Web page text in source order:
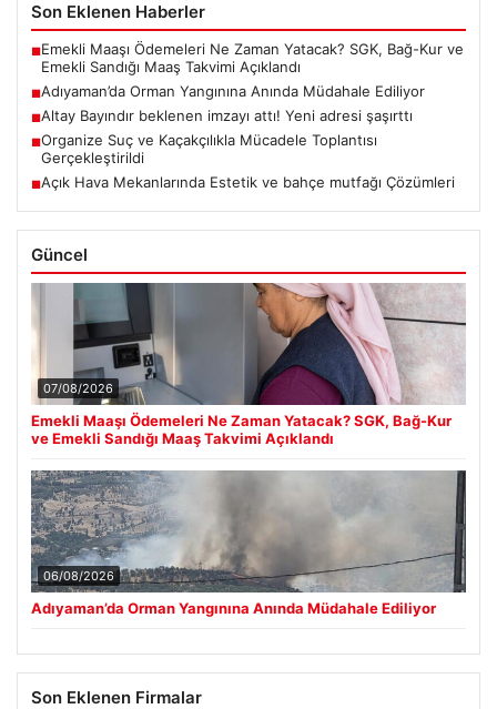
Son Eklenen Haberler
■Emekli Maaşı Ödemeleri Ne Zaman Yatacak? SGK, Bağ-Kur ve
Emekli Sandığı Maaş Takvimi Açıklandı
■Adıyaman’da Orman Yangınına Anında Müdahale Ediliyor
■Altay Bayındır beklenen imzayı attı! Yeni adresi şaşırttı
■Organize Suç ve Kaçakçılıkla Mücadele Toplantısı
Gerçekleştirildi
■Açık Hava Mekanlarında Estetik ve bahçe mutfağı Çözümleri
Güncel
07/08/2026
Emekli Maaşı Ödemeleri Ne Zaman Yatacak? SGK, Bağ-Kur
ve Emekli Sandığı Maaş Takvimi Açıklandı
06/08/2026
Adıyaman’da Orman Yangınına Anında Müdahale Ediliyor
Son Eklenen Firmalar